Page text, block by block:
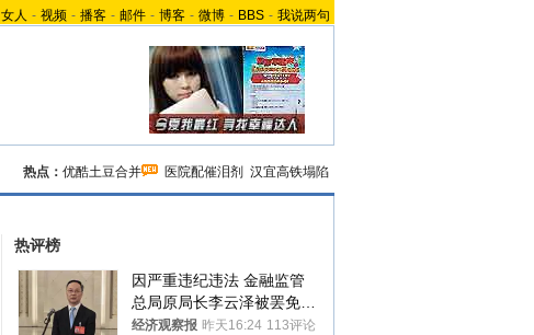
女人 - 视频 - 播客 - 邮件 - 博客 - 微博 - BBS - 我说两句
热点： 优酷土豆合并 医院配催泪剂 汉宜高铁塌陷
热评榜
因严重违纪违法 金融监管
总局原局长李云泽被罢免全
国人大代表
经济观察报 昨天16:24 113评论